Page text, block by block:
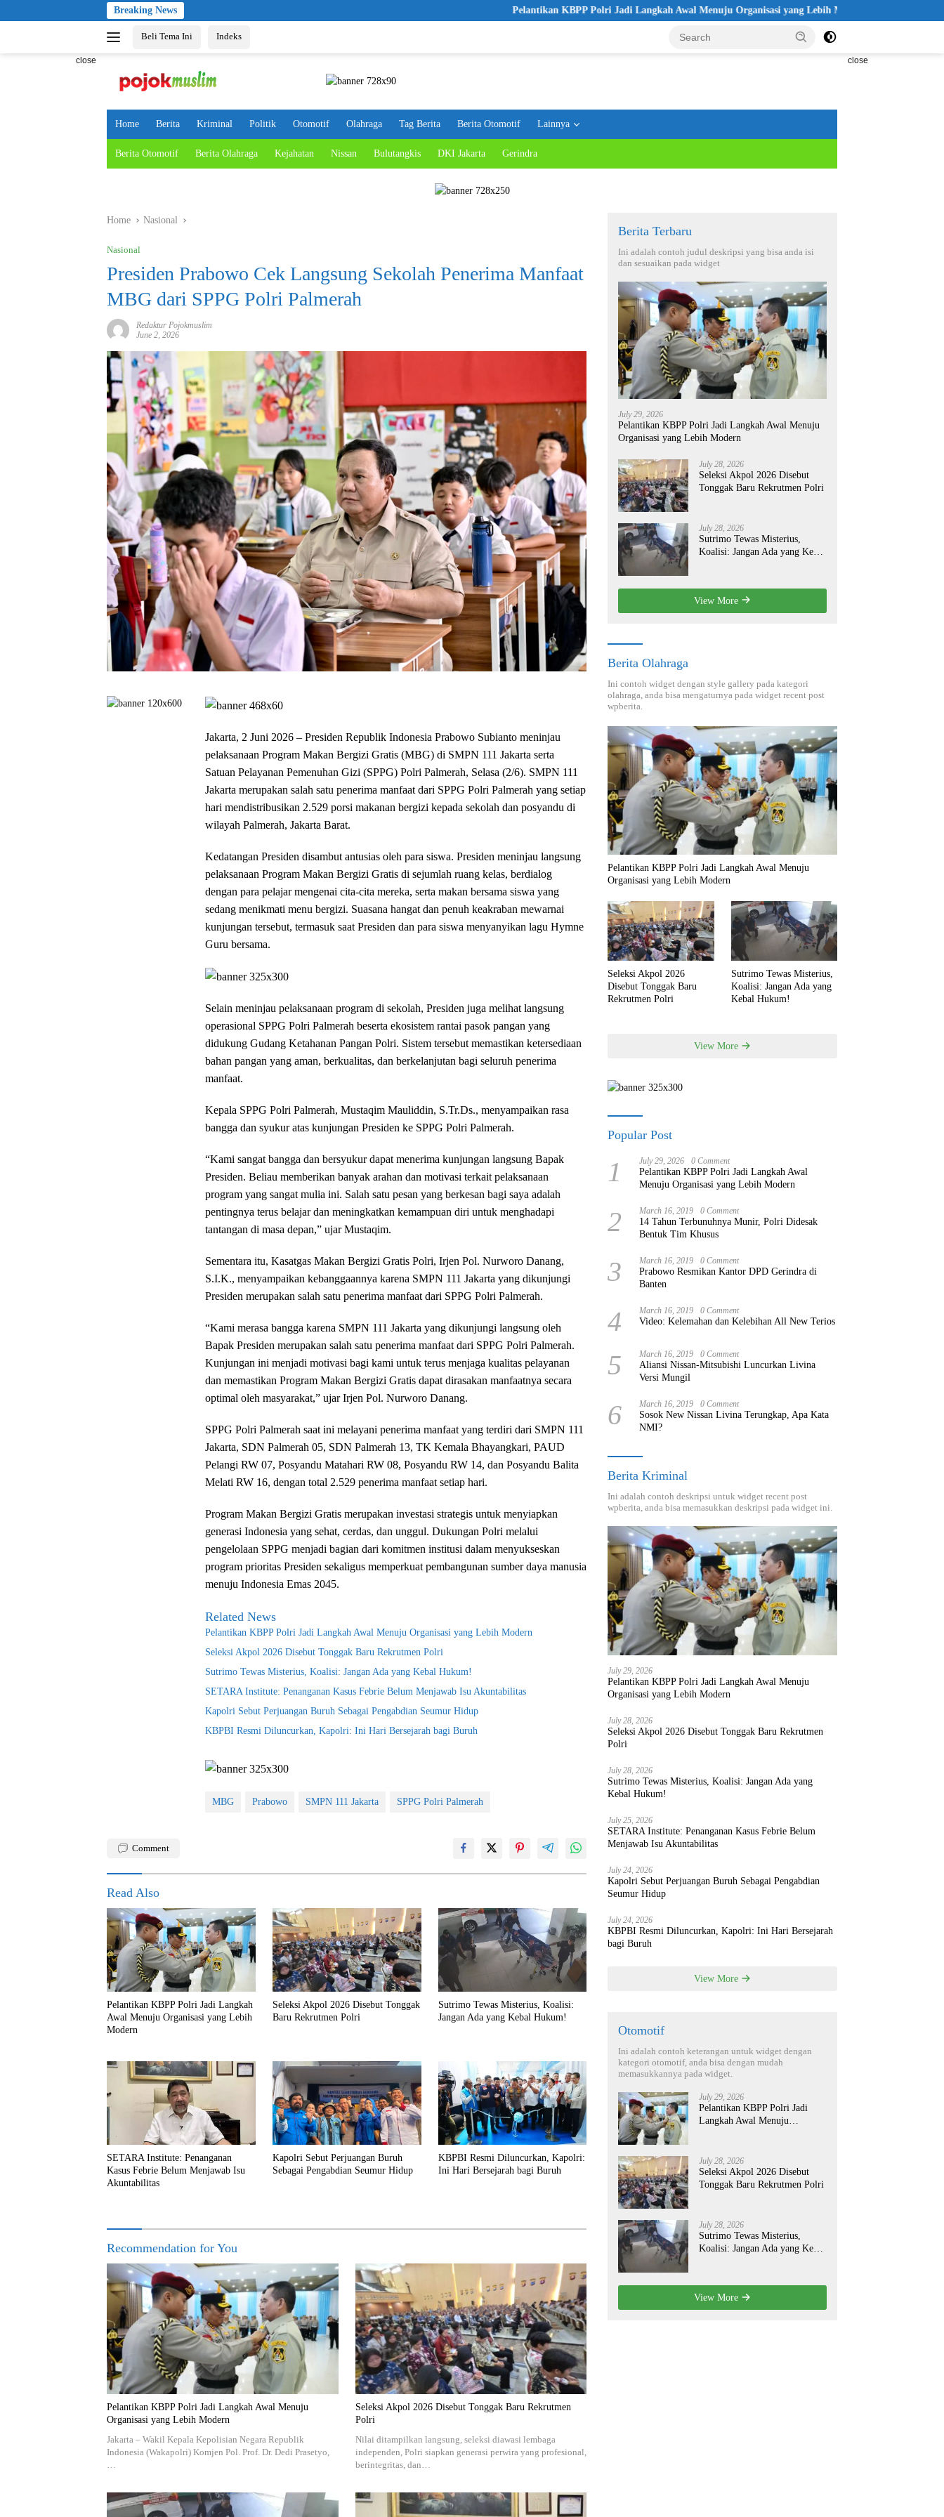
to
Breaking News Pelantikan KBPP Polri Jadi Langkah Awal Menuju Organisasi yang Lebih Modern
Beli Tema Ini Indeks
close close
Home Berita Kriminal Politik Otomotif Olahraga Tag Berita Berita Otomotif Lainnya
Berita Otomotif Berita Olahraga Kejahatan Nissan Bulutangkis DKI Jakarta Gerindra
Home Nasional
Nasional
Presiden Prabowo Cek Langsung Sekolah Penerima Manfaat
MBG dari SPPG Polri Palmerah
Redaktur Pojokmuslim
June 2, 2026
Jakarta, 2 Juni 2026 – Presiden Republik Indonesia Prabowo Subianto meninjau
pelaksanaan Program Makan Bergizi Gratis (MBG) di SMPN 111 Jakarta serta
Satuan Pelayanan Pemenuhan Gizi (SPPG) Polri Palmerah, Selasa (2/6). SMPN 111
Jakarta merupakan salah satu penerima manfaat dari SPPG Polri Palmerah yang setiap
hari mendistribusikan 2.529 porsi makanan bergizi kepada sekolah dan posyandu di
wilayah Palmerah, Jakarta Barat.
Kedatangan Presiden disambut antusias oleh para siswa. Presiden meninjau langsung
pelaksanaan Program Makan Bergizi Gratis di sejumlah ruang kelas, berdialog
dengan para pelajar mengenai cita-cita mereka, serta makan bersama siswa yang
sedang menikmati menu bergizi. Suasana hangat dan penuh keakraban mewarnai
kunjungan tersebut, termasuk saat Presiden dan para siswa menyanyikan lagu Hymne
Guru bersama.
Selain meninjau pelaksanaan program di sekolah, Presiden juga melihat langsung
operasional SPPG Polri Palmerah beserta ekosistem rantai pasok pangan yang
didukung Gudang Ketahanan Pangan Polri. Sistem tersebut memastikan ketersediaan
bahan pangan yang aman, berkualitas, dan berkelanjutan bagi seluruh penerima
manfaat.
Kepala SPPG Polri Palmerah, Mustaqim Mauliddin, S.Tr.Ds., menyampaikan rasa
bangga dan syukur atas kunjungan Presiden ke SPPG Polri Palmerah.
“Kami sangat bangga dan bersyukur dapat menerima kunjungan langsung Bapak
Presiden. Beliau memberikan banyak arahan dan motivasi terkait pelaksanaan
program yang sangat mulia ini. Salah satu pesan yang berkesan bagi saya adalah
pentingnya terus belajar dan meningkatkan kemampuan diri untuk menghadapi
tantangan di masa depan,” ujar Mustaqim.
Sementara itu, Kasatgas Makan Bergizi Gratis Polri, Irjen Pol. Nurworo Danang,
S.I.K., menyampaikan kebanggaannya karena SMPN 111 Jakarta yang dikunjungi
Presiden merupakan salah satu penerima manfaat dari SPPG Polri Palmerah.
“Kami merasa bangga karena SMPN 111 Jakarta yang dikunjungi langsung oleh
Bapak Presiden merupakan salah satu penerima manfaat dari SPPG Polri Palmerah.
Kunjungan ini menjadi motivasi bagi kami untuk terus menjaga kualitas pelayanan
dan memastikan Program Makan Bergizi Gratis dapat dirasakan manfaatnya secara
optimal oleh masyarakat,” ujar Irjen Pol. Nurworo Danang.
SPPG Polri Palmerah saat ini melayani penerima manfaat yang terdiri dari SMPN 111
Jakarta, SDN Palmerah 05, SDN Palmerah 13, TK Kemala Bhayangkari, PAUD
Pelangi RW 07, Posyandu Matahari RW 08, Posyandu RW 14, dan Posyandu Balita
Melati RW 16, dengan total 2.529 penerima manfaat setiap hari.
Program Makan Bergizi Gratis merupakan investasi strategis untuk menyiapkan
generasi Indonesia yang sehat, cerdas, dan unggul. Dukungan Polri melalui
pengelolaan SPPG menjadi bagian dari komitmen institusi dalam menyukseskan
program prioritas Presiden sekaligus memperkuat pembangunan sumber daya manusia
menuju Indonesia Emas 2045.
Related News
Pelantikan KBPP Polri Jadi Langkah Awal Menuju Organisasi yang Lebih Modern
Seleksi Akpol 2026 Disebut Tonggak Baru Rekrutmen Polri
Sutrimo Tewas Misterius, Koalisi: Jangan Ada yang Kebal Hukum!
SETARA Institute: Penanganan Kasus Febrie Belum Menjawab Isu Akuntabilitas
Kapolri Sebut Perjuangan Buruh Sebagai Pengabdian Seumur Hidup
KBPBI Resmi Diluncurkan, Kapolri: Ini Hari Bersejarah bagi Buruh
MBG Prabowo SMPN 111 Jakarta SPPG Polri Palmerah
Comment
Read Also
Pelantikan KBPP Polri Jadi Langkah
Awal Menuju Organisasi yang Lebih
Modern
Seleksi Akpol 2026 Disebut Tonggak
Baru Rekrutmen Polri
Sutrimo Tewas Misterius, Koalisi:
Jangan Ada yang Kebal Hukum!
SETARA Institute: Penanganan
Kasus Febrie Belum Menjawab Isu
Akuntabilitas
Kapolri Sebut Perjuangan Buruh
Sebagai Pengabdian Seumur Hidup
KBPBI Resmi Diluncurkan, Kapolri:
Ini Hari Bersejarah bagi Buruh
Recommendation for You
Pelantikan KBPP Polri Jadi Langkah Awal Menuju
Organisasi yang Lebih Modern
Jakarta – Wakil Kepala Kepolisian Negara Republik
Indonesia (Wakapolri) Komjen Pol. Prof. Dr. Dedi Prasetyo,
Seleksi Akpol 2026 Disebut Tonggak Baru Rekrutmen
Polri
Nilai ditampilkan langsung, seleksi diawasi lembaga
independen, Polri siapkan generasi perwira yang profesional,
berintegritas, dan…
Berita Terbaru
Ini adalah contoh judul deskripsi yang bisa anda isi
dan sesuaikan pada widget
July 29, 2026
Pelantikan KBPP Polri Jadi Langkah Awal Menuju
Organisasi yang Lebih Modern
July 28, 2026
Seleksi Akpol 2026 Disebut
Tonggak Baru Rekrutmen Polri
July 28, 2026
Sutrimo Tewas Misterius,
Koalisi: Jangan Ada yang Kebal
View More
Berita Olahraga
Ini contoh widget dengan style gallery pada kategori
olahraga, anda bisa mengaturnya pada widget recent post
wpberita.
Pelantikan KBPP Polri Jadi Langkah Awal Menuju
Organisasi yang Lebih Modern
Seleksi Akpol 2026
Disebut Tonggak Baru
Rekrutmen Polri
Sutrimo Tewas Misterius,
Koalisi: Jangan Ada yang
Kebal Hukum!
View More
Popular Post
1 July 29, 2026 0 Comment
Pelantikan KBPP Polri Jadi Langkah Awal
Menuju Organisasi yang Lebih Modern
2 March 16, 2019 0 Comment
14 Tahun Terbunuhnya Munir, Polri Didesak
Bentuk Tim Khusus
3 March 16, 2019 0 Comment
Prabowo Resmikan Kantor DPD Gerindra di
Banten
4 March 16, 2019 0 Comment
Video: Kelemahan dan Kelebihan All New Terios
5 March 16, 2019 0 Comment
Aliansi Nissan-Mitsubishi Luncurkan Livina
Versi Mungil
6 March 16, 2019 0 Comment
Sosok New Nissan Livina Terungkap, Apa Kata
NMI?
Berita Kriminal
Ini adalah contoh deskripsi untuk widget recent post
wpberita, anda bisa memasukkan deskripsi pada widget ini.
July 29, 2026
Pelantikan KBPP Polri Jadi Langkah Awal Menuju
Organisasi yang Lebih Modern
July 28, 2026
Seleksi Akpol 2026 Disebut Tonggak Baru Rekrutmen
Polri
July 28, 2026
Sutrimo Tewas Misterius, Koalisi: Jangan Ada yang
Kebal Hukum!
July 25, 2026
SETARA Institute: Penanganan Kasus Febrie Belum
Menjawab Isu Akuntabilitas
July 24, 2026
Kapolri Sebut Perjuangan Buruh Sebagai Pengabdian
Seumur Hidup
July 24, 2026
KBPBI Resmi Diluncurkan, Kapolri: Ini Hari Bersejarah
bagi Buruh
View More
Otomotif
Ini adalah contoh keterangan untuk widget dengan
kategori otomotif, anda bisa dengan mudah
memasukkannya pada widget.
July 29, 2026
Pelantikan KBPP Polri Jadi
Langkah Awal Menuju
July 28, 2026
Seleksi Akpol 2026 Disebut
Tonggak Baru Rekrutmen Polri
July 28, 2026
Sutrimo Tewas Misterius,
Koalisi: Jangan Ada yang Kebal
View More